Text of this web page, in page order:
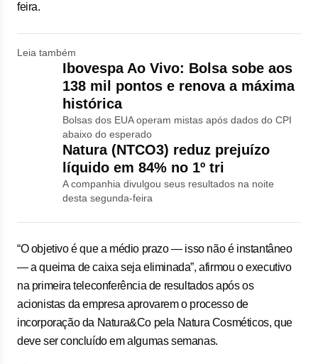
feira.
Leia também
Ibovespa Ao Vivo: Bolsa sobe aos
138 mil pontos e renova a máxima
histórica
Bolsas dos EUA operam mistas após dados do CPI
abaixo do esperado
Natura (NTCO3) reduz prejuízo
líquido em 84% no 1º tri
A companhia divulgou seus resultados na noite
desta segunda-feira
“O objetivo é que a médio prazo — isso não é instantâneo
— a queima de caixa seja eliminada”, afirmou o executivo
na primeira teleconferência de resultados após os
acionistas da empresa aprovarem o processo de
incorporação da Natura&Co pela Natura Cosméticos, que
deve ser concluído em algumas semanas.